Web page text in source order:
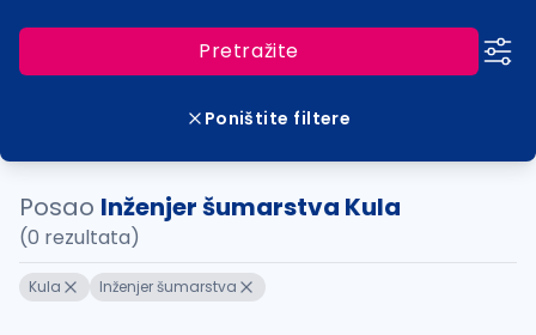
Pretražite
Poništite filtere
Posao Inženjer šumarstva Kula
(0 rezultata)
Kula Inženjer šumarstva